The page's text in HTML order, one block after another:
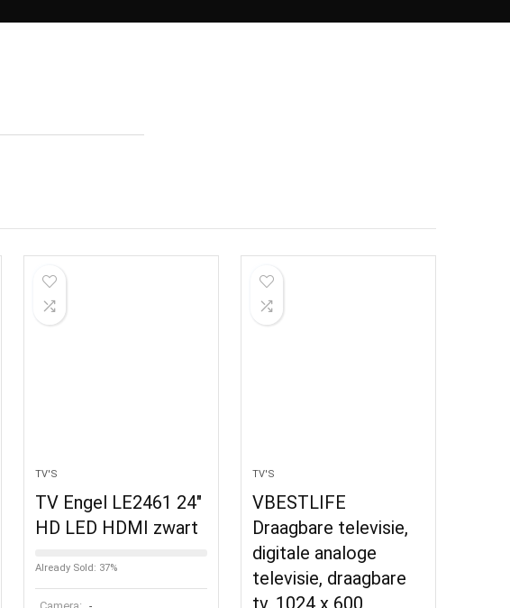
TV'S
TV Engel LE2461 24″
HD LED HDMI zwart
Already Sold: 37%
TV'S
VBESTLIFE
Draagbare televisie,
digitale analoge
televisie, draagbare
tv, 1024 x 600